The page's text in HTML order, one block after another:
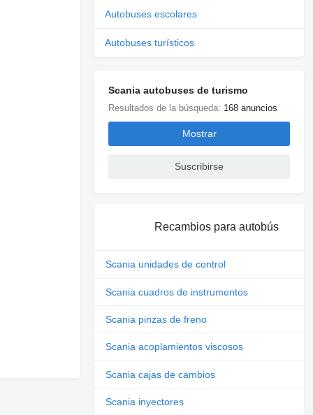
Autobuses escolares
Autobuses turísticos
Scania autobuses de turismo
Resultados de la búsqueda: 168 anuncios
Mostrar
Suscribirse
Recambios para autobús
Scania unidades de control
Scania cuadros de instrumentos
Scania pinzas de freno
Scania acoplamientos viscosos
Scania cajas de cambios
Scania inyectores